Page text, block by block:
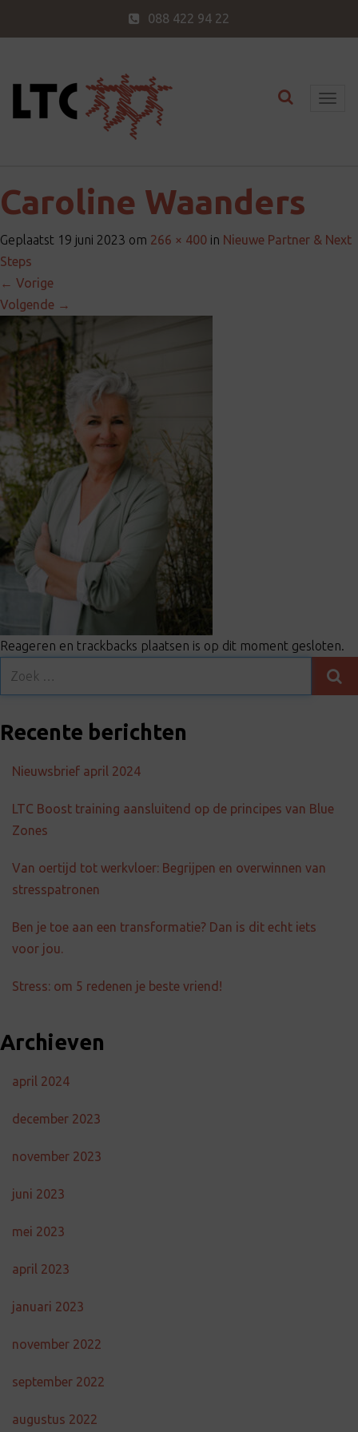
088 422 94 22
T
n
Toggle
Caroline Waanders
Geplaatst 19 juni 2023 om 266 × 400 in Nieuwe Partner & Next
Steps
← Vorige
Volgende →
Reageren en trackbacks plaatsen is op dit moment gesloten.
Recente berichten
Nieuwsbrief april 2024
LTC Boost training aansluitend op de principes van Blue
Zones
Van oertijd tot werkvloer: Begrijpen en overwinnen van
stresspatronen
Ben je toe aan een transformatie? Dan is dit echt iets
voor jou.
Stress: om 5 redenen je beste vriend!
Archieven
april 2024
december 2023
november 2023
juni 2023
mei 2023
april 2023
januari 2023
november 2022
september 2022
augustus 2022